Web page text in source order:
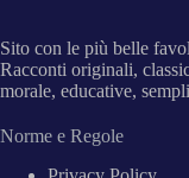
Sito con le più belle
Racconti originali,
morale, educative,
Norme e Regole